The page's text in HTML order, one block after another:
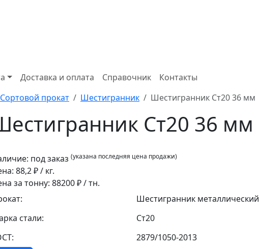
Доставка и оплата Справочник
Контакты
Сортовой прокат Шестигранник
Шестигранник Ст20 36 мм
Ст20 36 мм
под заказ (указана последняя цена продажи)
88,2₽ / кг.
за тонну: 88200₽ / тн.
Шестигранник металлический
стали:
Ст20
2879/1050-2013